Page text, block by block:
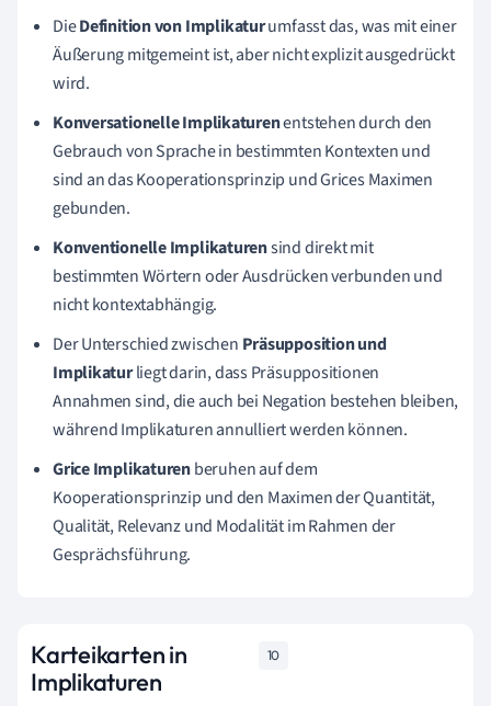
DieDefinition von Implikaturumfasst das, was mit einer
Äußerung mitgemeint ist, aber nicht explizit ausgedrückt
wird.
Konversationelle Implikaturenentstehen durch den
Gebrauch von Sprache in bestimmten Kontexten und
sind an das Kooperationsprinzip und Grices Maximen
gebunden.
Konventionelle Implikaturensind direkt mit
bestimmten Wörtern oder Ausdrücken verbunden und
nicht kontextabhängig.
Der Unterschied zwischen Präsupposition und
Implikaturliegt darin, dass Präsuppositionen
Annahmen sind, die auch bei Negation bestehen bleiben,
während Implikaturen annulliert werden können.
Grice Implikaturenberuhen auf dem
Kooperationsprinzip und den Maximen der Quantität,
Qualität, Relevanz und Modalität im Rahmen der
Gesprächsführung.
Karteikarten in
Implikaturen
10